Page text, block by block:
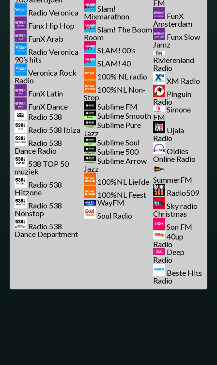
Radio Veronica
Funx Hip Hop
FunX Arab
Radio Veronica
90’s hits
Veronica Rock
Radio
FunX Latin
FunX Dance
Radio 538
Radio 538 Ibiza
Radio 538
Dance Radio
538 TOP 50
muziek
Radio 538
Hitzone
Radio 538
Nonstop
Radio 538
Dance Department
Slam!
Mixmarathon
Slam! The Boom
Room
SLAM! 00’s
SLAM! 40
100% NL radio
100%NL Non-
Stop
Sublime FM
Sublime Smooth
Sublime Pure
Jazz
Sublime Soul
Sublime 500
Sublime Arrow
Jazz
100%NL Liefde
100%NL Feest
WayFM
Soul Radio
FM
FunX
Amsterdam
Funx Slow
Jamz
Rivierenland
Radio
XM Radio
Pinguin
Radio
Simone
FM
Ujala
Radio
Oldies
Online Radio
SummerFM
Radio509
Sky radio
Christmas
Son FM
40up
Radio
Deep
Radio
Beste Hits
Radio